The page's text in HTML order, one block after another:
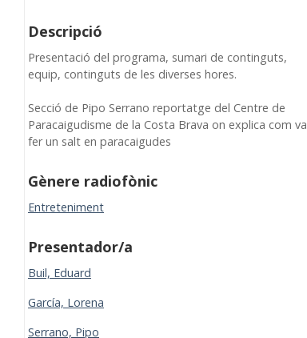
Descripció
Presentació del programa, sumari de continguts,
equip, continguts de les diverses hores.
Secció de Pipo Serrano reportatge del Centre de
Paracaigudisme de la Costa Brava on explica com va
fer un salt en paracaigudes
Gènere radiofònic
Entreteniment
Presentador/a
Buil, Eduard
García, Lorena
Serrano, Pipo